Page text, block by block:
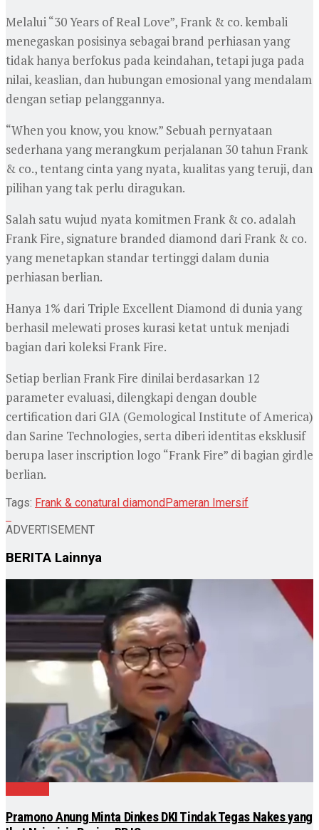
Melalui “30 Years of Real Love”, Frank & co. kembali
menegaskan posisinya sebagai brand perhiasan yang
tidak hanya berfokus pada keindahan, tetapi juga pada
nilai, keaslian, dan hubungan emosional yang mendalam
dengan setiap pelanggannya.
“When you know, you know.” Sebuah pernyataan
sederhana yang merangkum perjalanan 30 tahun Frank
& co., tentang cinta yang nyata, kualitas yang teruji, dan
pilihan yang tak perlu diragukan.
Salah satu wujud nyata komitmen Frank & co. adalah
Frank Fire, signature branded diamond dari Frank & co.
yang menetapkan standar tertinggi dalam dunia
perhiasan berlian.
Hanya 1% dari Triple Excellent Diamond di dunia yang
berhasil melewati proses kurasi ketat untuk menjadi
bagian dari koleksi Frank Fire.
Setiap berlian Frank Fire dinilai berdasarkan 12
parameter evaluasi, dilengkapi dengan double
certification dari GIA (Gemological Institute of America)
dan Sarine Technologies, serta diberi identitas eksklusif
berupa laser inscription logo “Frank Fire” di bagian girdle
berlian.
Tags: Frank & conatural diamond Pameran Imersif
ADVERTISEMENT
BERITA Lainnya
Pramono Anung Minta Dinkes DKI Tindak Tegas Nakes yang